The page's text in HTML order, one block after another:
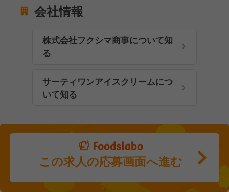
会社情報
株式会社フクシマ商事について知
る
サーティワンアイスクリームにつ
いて知る
この求人の応募画面へ進む